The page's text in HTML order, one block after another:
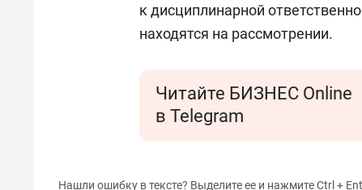
к дисциплинарной
находятся на рассмотрении.
Читайте БИЗНЕС Online
в Telegram
Нашли ошибку в тексте? Выделите ее и нажмите Ctrl +